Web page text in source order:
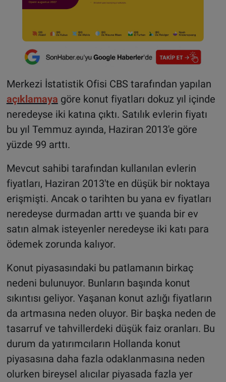
Merkezi İstatistik Ofisi CBS tarafından yapılan
açıklamaya göre konut fiyatları dokuz yıl içinde
neredeyse iki katına çıktı. Satılık evlerin fiyatı
bu yıl Temmuz ayında, Haziran 2013'e göre
yüzde 99 arttı.
Mevcut sahibi tarafından kullanılan evlerin
fiyatları, Haziran 2013'te en düşük bir noktaya
erişmişti. Ancak o tarihten bu yana ev fiyatları
neredeyse durmadan arttı ve şuanda bir ev
satın almak isteyenler neredeyse iki katı para
ödemek zorunda kalıyor.
Konut piyasasındaki bu patlamanın birkaç
nedeni bulunuyor. Bunların başında konut
sıkıntısı geliyor. Yaşanan konut azlığı fiyatların
da artmasına neden oluyor. Bir başka neden de
tasarruf ve tahvillerdeki düşük faiz oranları. Bu
durum da yatırımcıların Hollanda konut
piyasasına daha fazla odaklanmasına neden
olurken bireysel alıcılar piyasada fazla yer